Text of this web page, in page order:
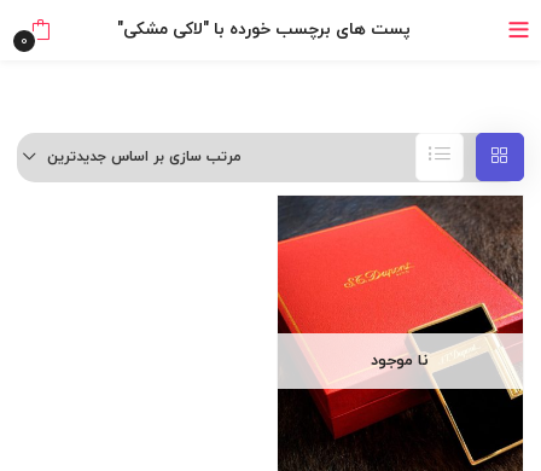
خرید قسطی با ترب‌پی
پست های برچسب خورده با "لاکی مشکی" 0
مرتب سازی بر اساس جدیدترین
نا موجود